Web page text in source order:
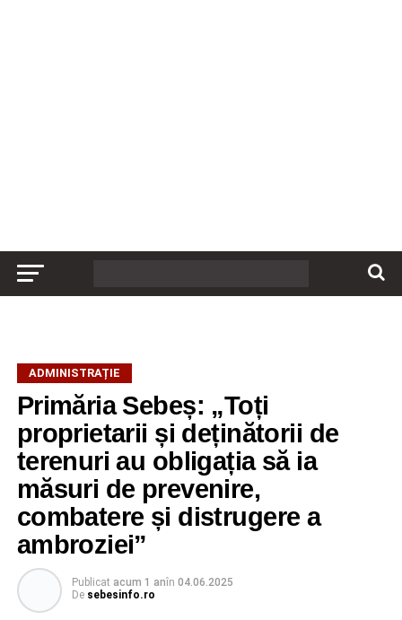
ADMINISTRAȚIE
Primăria Sebeș: „Toți
proprietarii și deținătorii de
terenuri au obligația să ia
măsuri de prevenire,
combatere și distrugere a
ambroziei”
Publicat acum 1 anîn 04.06.2025
De sebesinfo.ro